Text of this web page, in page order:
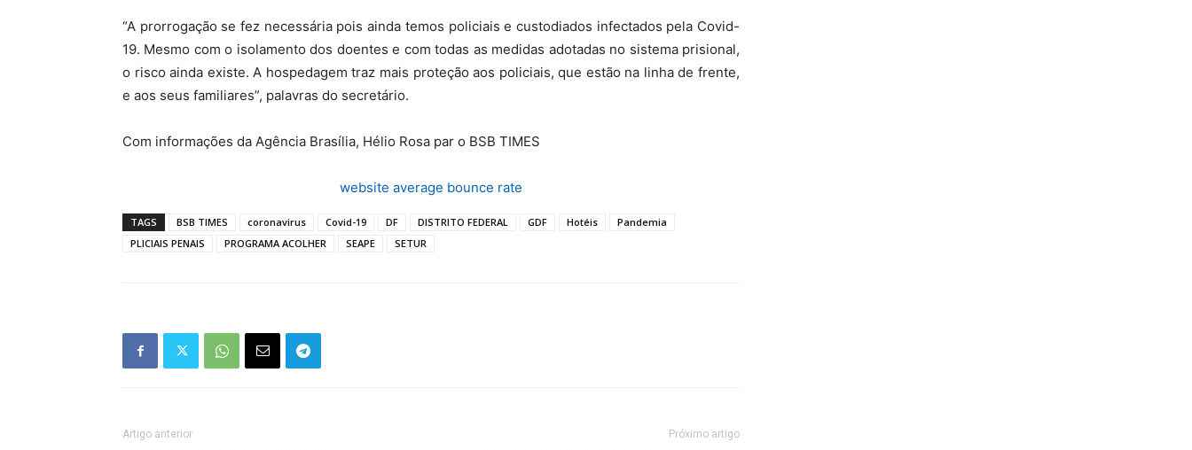
“A prorrogação se fez necessária pois ainda temos policiais e custodiados infectados pela Covid-
19. Mesmo com o isolamento dos doentes e com todas as medidas adotadas no sistema prisional,
o risco ainda existe. A hospedagem traz mais proteção aos policiais, que estão na linha de frente,
e aos seus familiares”, palavras do secretário.
Com informações da Agência Brasília, Hélio Rosa par o BSB TIMES
website average bounce rate
TAGS BSB TIMES coronavirus Covid-19 DF DISTRITO FEDERAL GDF Hotéis
Pandemia
PLICIAIS PENAIS
PROGRAMA ACOLHER SEAPE SETUR
Artigo anterior Próximo artigo